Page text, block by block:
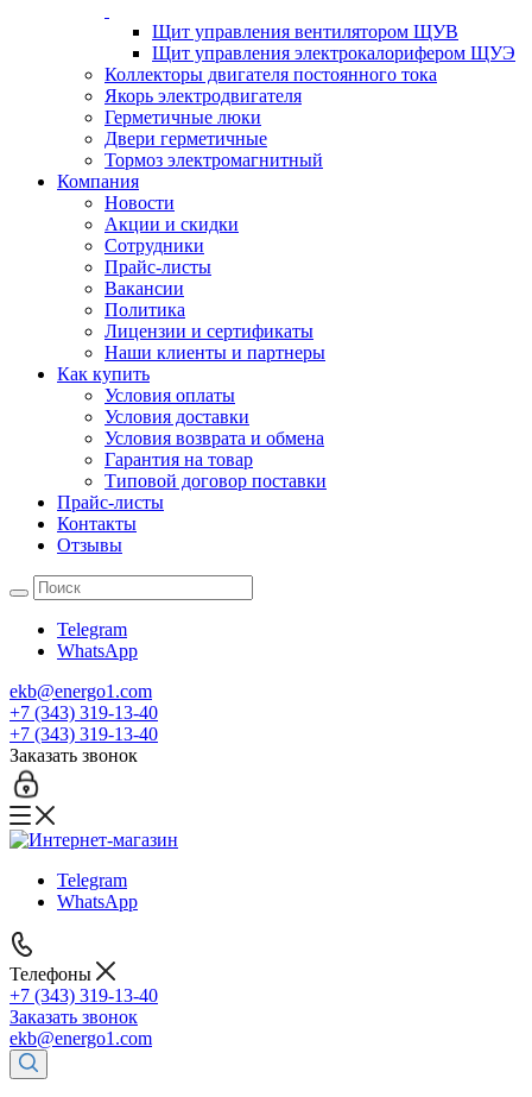
Щит управления вентилятором ЩУВ
Щит управления электрокалорифером ЩУЭ
Коллекторы двигателя постоянного тока
Якорь электродвигателя
Герметичные люки
Двери герметичные
Тормоз электромагнитный
Компания
Новости
Акции и скидки
Сотрудники
Прайс-листы
Вакансии
Политика
Лицензии и сертификаты
Наши клиенты и партнеры
Как купить
Условия оплаты
Условия доставки
Условия возврата и обмена
Гарантия на товар
Типовой договор поставки
Прайс-листы
Контакты
Отзывы
Telegram
WhatsApp
ekb@energo1.com
+7 (343) 319-13-40
+7 (343) 319-13-40
Заказать звонок
Telegram
WhatsApp
Телефоны
+7 (343) 319-13-40
Заказать звонок
ekb@energo1.com